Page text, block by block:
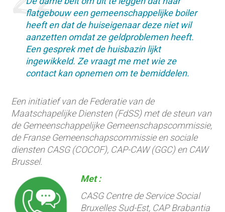
flatgebouw een gemeenschappelijke boiler
heeft en dat de huiseigenaar deze niet wil
aanzetten omdat ze geldproblemen heeft.
Een gesprek met de huisbazin lijkt
ingewikkeld. Ze vraagt me met wie ze
contact kan opnemen om te bemiddelen.
Een initiatief van de Federatie van de
Maatschapelijke Diensten (FdSS) met de steun van
de Gemeenschappelijke Gemeenschapscommissie,
de Franse Gemeenschapscommissie en sociale
diensten CASG (COCOF), CAP-CAW (GGC) en CAW
Brussel.
Met :
CASG Centre de Service Social
Bruxelles Sud-Est, CAP Brabantia